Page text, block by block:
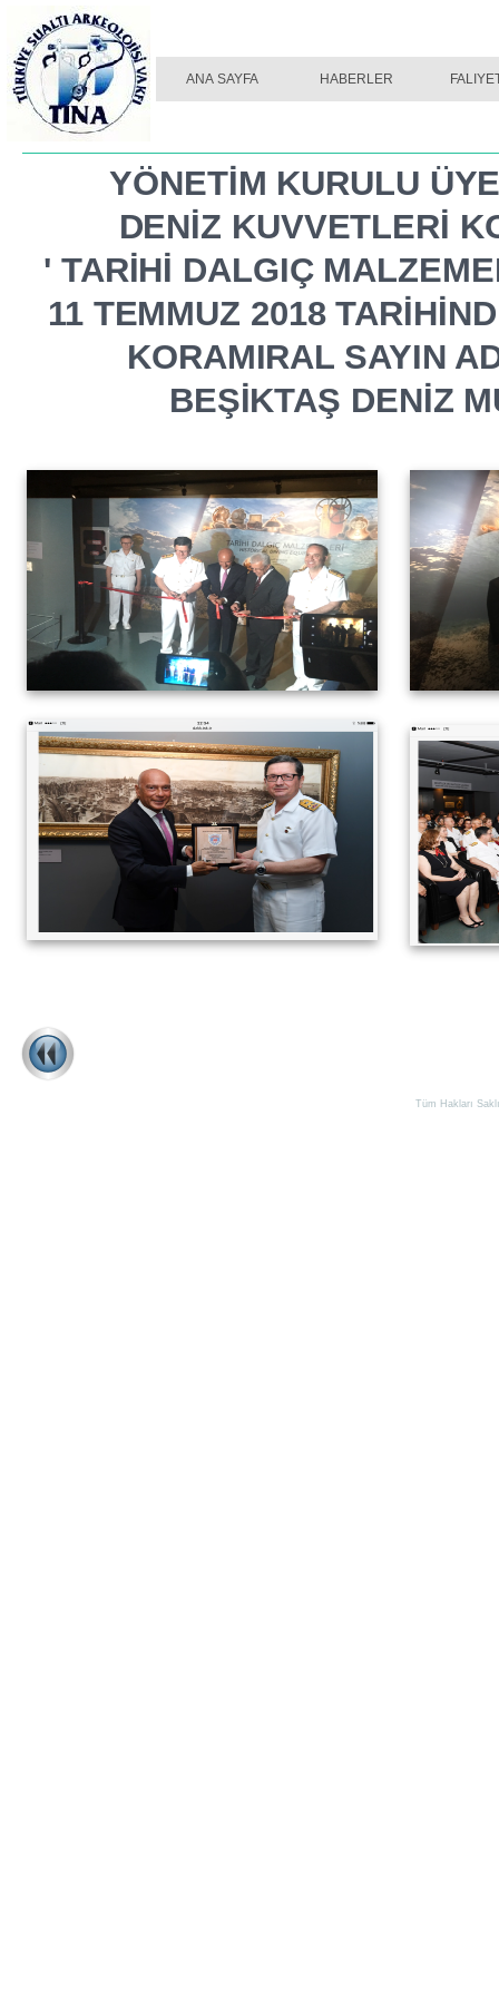
Tüm Hakları
2014 2013
ANA SAYFA HABERLER
YÖNETİM KURULU
DENİZ KUVVETLERİ
' TARİHİ DALGIÇ
11 TEMMUZ 2018
KORAMIRAL SAYIN
BEŞİKTAŞ DENİZ